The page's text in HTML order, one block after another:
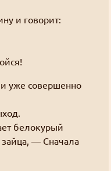
и говорит:
и уже совершенно
белокурый
— Сначала